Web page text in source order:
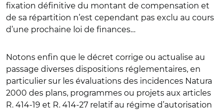
fixation définitive du montant de compensation et
de sa répartition n’est cependant pas exclu au cours
d’une prochaine loi de finances…
Notons enfin que le décret corrige ou actualise au
passage diverses dispositions réglementaires, en
particulier sur les évaluations des incidences Natura
2000 des plans, programmes ou projets aux articles
R. 414-19 et R. 414-27 relatif au régime d’autorisation